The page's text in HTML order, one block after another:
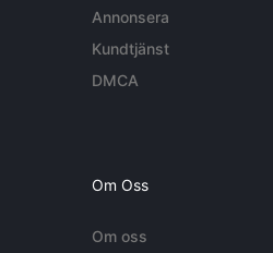
Annonsera
Kundtjänst
DMCA
Om Oss
Om oss